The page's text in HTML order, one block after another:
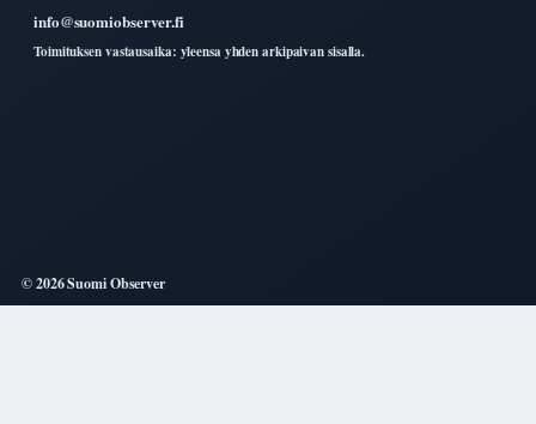
info@suomiobserver.fi
Toimituksen vastausaika: yleensa yhden arkipaivan sisalla.
© 2026 Suomi Observer